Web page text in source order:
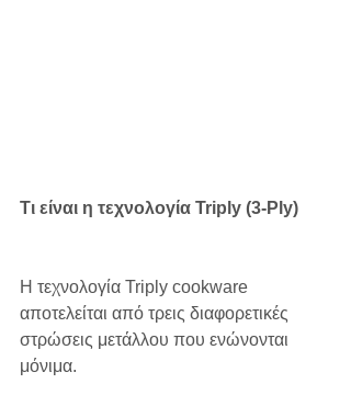
Τι είναι η τεχνολογία Triply (3-Ply)
Η τεχνολογία Triply cookware
αποτελείται από τρεις διαφορετικές
στρώσεις μετάλλου που ενώνονται
μόνιμα.